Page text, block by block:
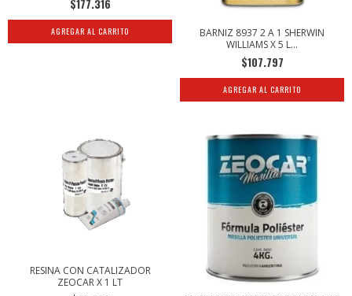
$177.316
BARNIZ 8937 2 A 1 SHERWIN
WILLIAMS X 5 L...
$107.797
RESINA CON CATALIZADOR
ZEOCAR X 1 LT